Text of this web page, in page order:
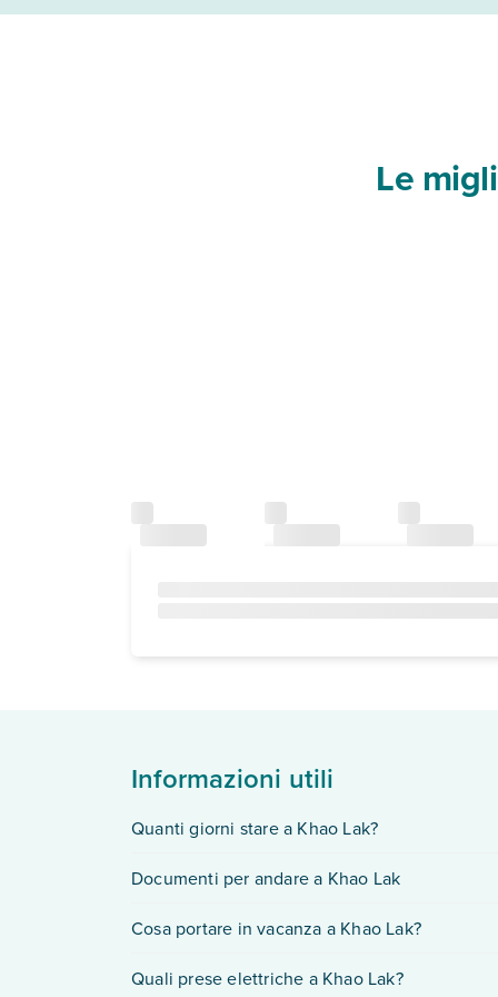
Le
Informazioni utili
Quanti giorni stare a Khao Lak?
suggestivi dintorni.
Documenti per andare a Khao Lak
Arrival Cardprima dell’arrivo.
Cosa portare in vacanza a Khao Lak?
abiti coprenti per le visite ai templi.
Quali prese elettriche a Khao Lak?